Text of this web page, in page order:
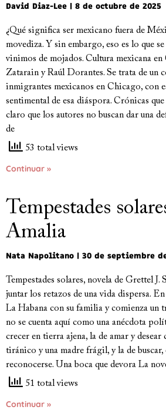
David Diaz-Lee 8 de octubre de 2025
¿Qué significa ser mexicano fuera de
movediza. Y sin embargo, eso es lo que
vinimos de mojados. Cultura mexicana
Zatarain y Raúl Dorantes. Se trata de un
inmigrantes mexicanos en Chicago, con
sentimental de esa diáspora. Crónicas
claro que los autores no buscan dar una
de
53 total views
Continuar »
Tempestades
Amalia
Nata Napolitano 30 de septiembre
Tempestades solares, novela de Grettel
juntar los retazos de una vida dispersa.
La Habana con su familia y comienza
no se cuenta aquí como una anécdota
crecer en tierra ajena, la de amar y
tiránico y una madre frágil, y la de
reconocerse. Una boca que devora La
51 total views
Continuar »